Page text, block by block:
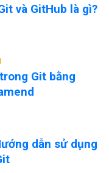
và GitHub là gì?
Git bằng
dẫn sử dụng